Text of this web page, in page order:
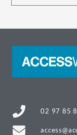
02 97 85